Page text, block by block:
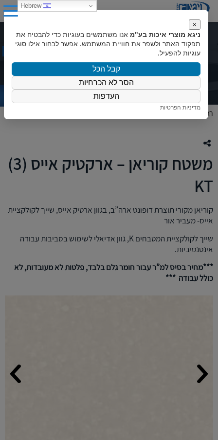
משטח קוריאן – ארקטיק אייס (3) KT
ראשי
משטח קוריאן – ארקטיק אייס (3)
KT
קוריאן מקורי תוצרת דופונט ארה”ב, בגוון ארטיק אייס, שייך לקולקציית
אייס- מעביר אור
שייך לקולקציית המטבחים K, גוון אדיאלי לשימוש בסביבות עבודה
אינטנסיביות.
***מחיר בסיס למ”ר עבור חומר גלם בלבד, פלטות לא מעובדות, לא
כולל עבודה ***
×
ניגא מוצרי איכות בע"מ אנו משתמשים בעוגיות כדי להבטיח את
תפקוד האתר ולשפר את חוויית המשתמש. אפשר לבחור אילו סוגי
עוגיות להפעיל.
קבל הכל
הסר לא הכרחיות
העדפות
מדיניות הפרטיות
Hebrew